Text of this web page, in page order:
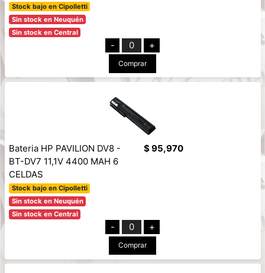
Stock bajo en Cipolletti
Sin stock en Neuquén
Sin stock en Central
- 0 +
Comprar
Bateria HP PAVILION DV8 -
BT-DV7 11,1V 4400 MAH 6
CELDAS
Stock bajo en Cipolletti
Sin stock en Neuquén
Sin stock en Central
$ 95,970
- 0 +
Comprar